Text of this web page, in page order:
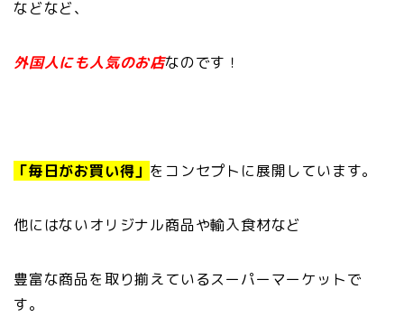
などなど、
外国人にも人気のお店なのです！
「毎日がお買い得」 をコンセプトに展開しています。
他にはないオリジナル商品や輸入食材など
豊富な商品を取り揃えているスーパーマーケットで
す。